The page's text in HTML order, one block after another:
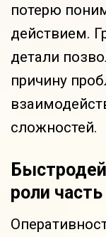
потерю
действием.
детали
причину
сложностей.
роли